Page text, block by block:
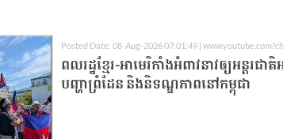
Posted Date: 08-Aug-2026 07:01:49 |
ពលរដ្ឋខ្មែរ-អាមេរិកាំងអំពាវនាវឲ្យអន្តរជា
បញ្ហាព្រំដែន និងនិទណ្ឌភាពនៅកម្ពុជា